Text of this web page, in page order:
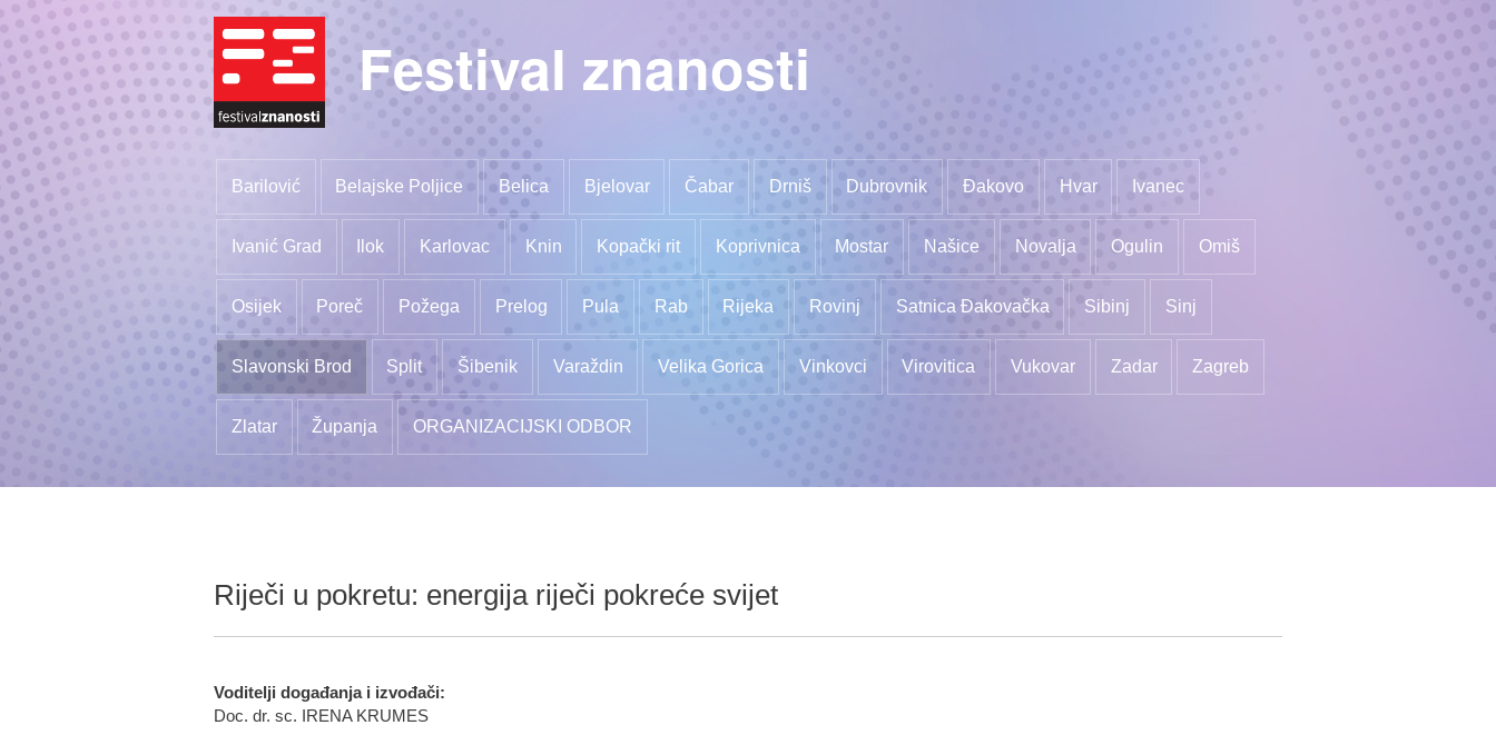
Festival znanosti
Barilović Belajske Poljice Belica Bjelovar Čabar Drniš Dubrovnik Đakovo Hvar Ivanec
Ivanić Grad Ilok Karlovac Knin Kopački rit Koprivnica Mostar Našice Novalja Ogulin Omiš
Osijek Poreč Požega Prelog Pula Rab Rijeka Rovinj Satnica Đakovačka Sibinj Sinj
Slavonski Brod Split Šibenik Varaždin Velika Gorica Vinkovci Virovitica Vukovar Zadar Zagreb
Zlatar Županja ORGANIZACIJSKI ODBOR
Riječi u pokretu: energija riječi pokreće svijet
Voditelji događanja i izvođači:
Doc. dr. sc. IRENA KRUMES